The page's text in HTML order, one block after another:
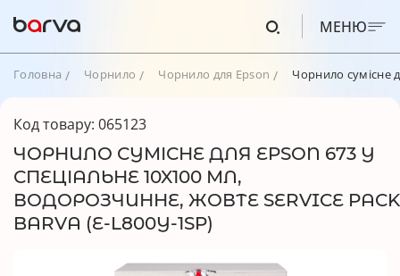
МЕНЮ
Головна Чорнило Чорнило для Epson Чорнило сумісне
Код товару: 065123
ЧОРНИЛО СУМІСНЕ ДЛЯ EPSON 673 Y
СПЕЦІАЛЬНЕ 10X100 МЛ,
ВОДОРОЗЧИННЕ, ЖОВТЕ SERVICE PACK
BARVA (E-L800Y-1SP)